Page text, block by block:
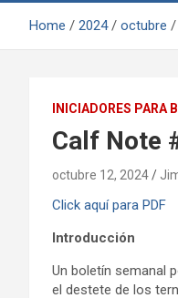
Home 2024 octubre
INICIADORES PARA
Calf Note
octubre 12, 2024
Click aquí para PDF
Introducción
Un boletín semanal
el destete de los